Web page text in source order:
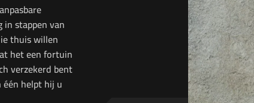
stappen van
thuis willen
het een fortuin
verzekerd bent
helpt hij u